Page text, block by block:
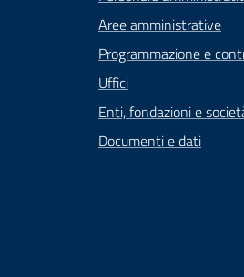
Aree amministrative
Programmazione e
Uffici
Enti, fondazioni e
Documenti e dati